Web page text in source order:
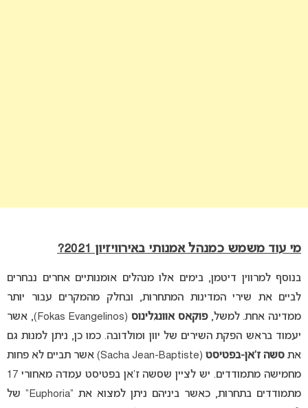
מי עוד משמש כמנהל אמנותי באירוויזיון 2021?
בנוסף למרווין דיטמן, בימים אלו מנהלים אומנותיים אחרים נבחרים
לביים את שירי המדינות המתחרות, ובחלק מהמקרים עבור יותר
ממדינה אחת. למשל,פוקאס אוונגלינוס (
Fokas Evangelinos) , אשר
יעמוד בראש הפקת השירים של יוון ומולדובה. כמו כן, ניתן למנות גם
את סשה ז’אן-בפטיסט (
Sacha Jean-Baptiste) אשר תביים לא פחות
מחמישה מתמודדים. יש לציין שסשה ז’אן בפטיסט עמדה מאחורי 17
מתמודדים בתחרות, כאשר ביניהם ניתן למצוא את “Euphoria” של